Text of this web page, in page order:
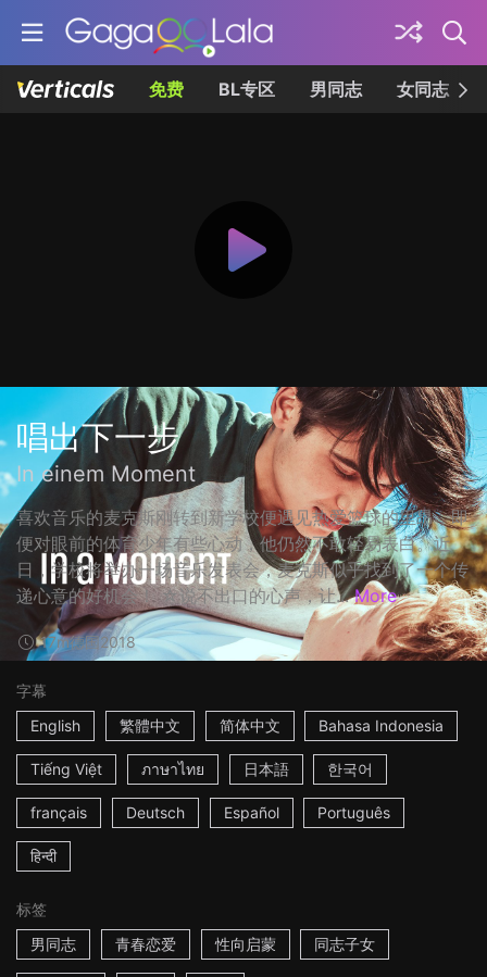
免费 BL专区 男同志 女同志
唱出下一步
In einem Moment
喜欢音乐的麦克斯刚转到新学校便遇见热爱篮球的里昂，即
便对眼前的体育少年有些心动，他仍然不敢轻易表白。近
日，学校将举办一场音乐发表会，麦克斯似乎找到了一个传
递心意的好机会！ ☆说不出口的心声，让... More
17m德国2018
字幕
English
繁體中文 简体中文 Bahasa Indonesia
Tiếng Việt ภาษาไทย 日本語 한국어
français Deutsch Español Português
हिन्दी
标签
男同志
青春恋爱 性向启蒙 同志子女